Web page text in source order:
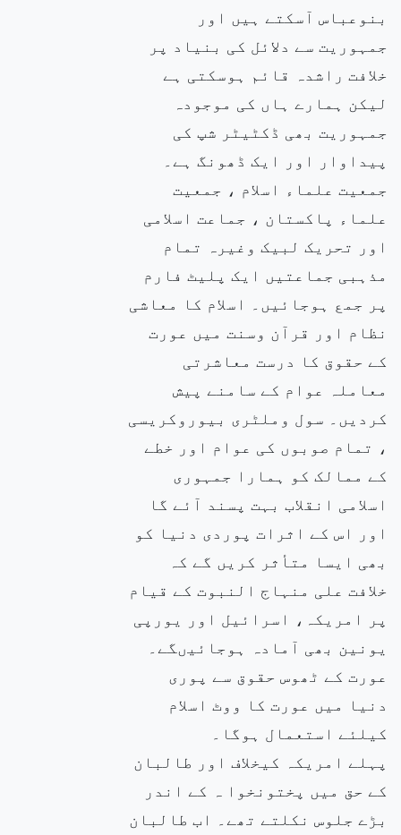
بنوعباس آسکتے ہیں اور
جمہوریت سے دلائل کی بنیاد پر
خلافت راشدہ قائم ہوسکتی ہے
لیکن ہمارے ہاں کی موجودہ
جمہوریت بھی ڈکٹیٹر شپ کی
پیداوار اور ایک ڈھونگ ہے۔
جمعیت علماء اسلام ، جمعیت
علماء پاکستان ، جماعت اسلامی
اور تحریک لبیک وغیرہ تمام
مذہبی جماعتیں ایک پلیٹ فارم
پر جمع ہوجائیں۔ اسلام کا معاشی
نظام اور قرآن وسنت میں عورت
کے حقوق کا درست معاشرتی
معاملہ عوام کے سامنے پیش
کردیں۔ سول وملٹری بیوروکریسی
، تمام صوبوں کی عوام اور خطے
کے ممالک کو ہمارا جمہوری
اسلامی انقلاب بہت پسند آئے گا
اور اس کے اثرات پوردی دنیا کو
بھی ایسا متأثر کریں گے کہ
خلافت علی منہاج النبوت کے قیام
پر امریکہ، اسرائیل اور یورپی
یونین بھی آمادہ ہوجائیںگے۔
عورت کے ٹھوس حقوق سے پوری
دنیا میں عورت کا ووٹ اسلام
کیلئے استعمال ہوگا۔
پہلے امریکہ کیخلاف اور طالبان
کے حق میں پختونخوا ہ کے اندر
بڑے جلوس نکلتے تھے۔ اب طالبان